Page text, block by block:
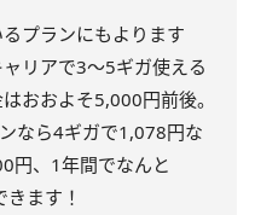
プランにもよります
リアで3～5ギガ使える
おおよそ5,000円前後。
なら4ギガで1,078円な
円、1年間でなんと
ます！